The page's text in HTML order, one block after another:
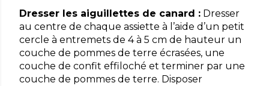
Dresser les aiguillettes de canard : Dresser
au centre de chaque assiette à l’aide d’un petit
cercle à entremets de 4 à 5 cm de hauteur un
couche de pommes de terre écrasées, une
couche de confit effiloché et terminer par une
couche de pommes de terre. Disposer